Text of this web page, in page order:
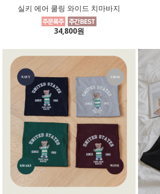
실키 에어 쿨링 와이드 치마바지
34,800원